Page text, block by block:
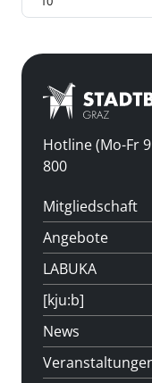
Hotline (Mo-Fr
800
Mitgliedschaft
Angebote
LABUKA
[kju:b]
News